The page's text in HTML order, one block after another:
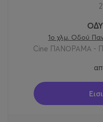
1ο χλμ. Οδού
Cine ΠΑΝΟΡΑΜΑ -